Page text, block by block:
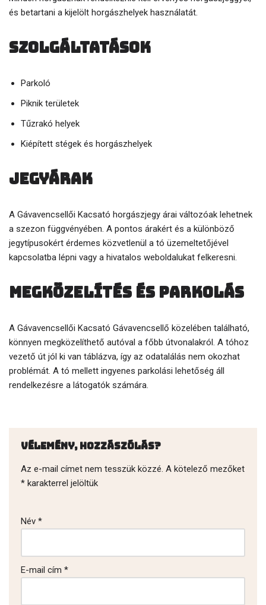
és betartani a kijelölt horgászhelyek használatát.
Szolgáltatások
Parkoló
Piknik területek
Tűzrakó helyek
Kiépített stégek és horgászhelyek
Jegyárak
A Gávavencsellői Kacsató horgászjegy árai változóak lehetnek
a szezon függvényében. A pontos árakért és a különböző
jegytípusokért érdemes közvetlenül a tó üzemeltetőjével
kapcsolatba lépni vagy a hivatalos weboldalukat felkeresni.
Megközelítés és parkolás
A Gávavencsellői Kacsató Gávavencsellő közelében található,
könnyen megközelíthető autóval a főbb útvonalakról. A tóhoz
vezető út jól ki van táblázva, így az odatalálás nem okozhat
problémát. A tó mellett ingyenes parkolási lehetőség áll
rendelkezésre a látogatók számára.
Vélemény, hozzászólás?
Az e-mail címet nem tesszük közzé. A kötelező mezőket
* karakterrel jelöltük
Név *
E-mail cím *